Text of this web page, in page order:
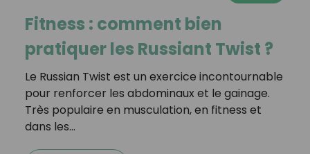
Fitness : comment bien
pratiquer les Russiant Twist ?
Le Russian Twist est un exercice incontournable
pour renforcer les abdominaux et le gainage.
Très populaire en musculation, en fitness et
dans les…